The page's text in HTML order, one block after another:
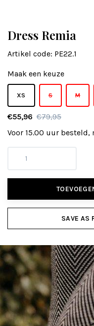
Dress Remia
Artikel code: PE22.1
Maak een keuze
XS S M
€55,96 €79,95
Voor 15.00 uur
SAVE AS